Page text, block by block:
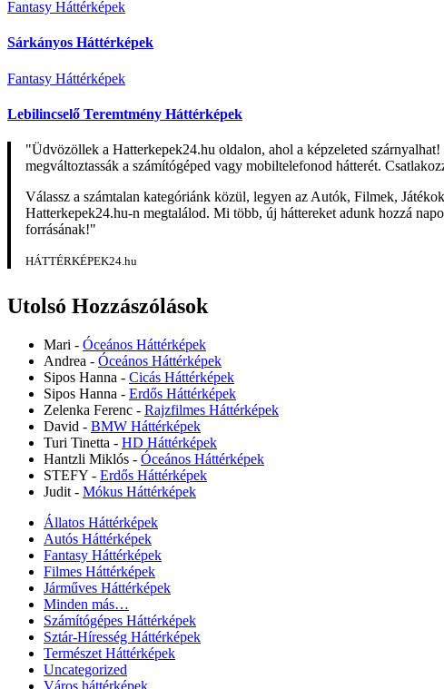
Fantasy Háttérképek
Sárkányos Háttérképek
Fantasy Háttérképek
Lebilincselő Teremtmény Háttérképek
"Üdvözöllek a Hatterkepek24.hu oldalon, ahol a képzeleted
megváltoztassák a számítógéped vagy mobiltelefonod hátterét.
Válassz a számtalan kategóriánk közül, legyen az Autók, Filmek,
Hatterkepek24.hu-n megtalálod. Mi több, új háttereket adunk hozzá
forrásának!"
HÁTTÉRKÉPEK24.hu
Utolsó Hozzászólások
Mari - Óceános Háttérképek
Andrea - Óceános Háttérképek
Sipos Hanna - Cicás Háttérképek
Sipos Hanna - Erdős Háttérképek
Zelenka Ferenc - Rajzfilmes Háttérképek
David - BMW Háttérképek
Turi Tinetta - HD Háttérképek
Hantzli Miklós - Óceános Háttérképek
STEFY - Erdős Háttérképek
Judit - Mókus Háttérképek
Állatos Háttérképek
Autós Háttérképek
Fantasy Háttérképek
Filmes Háttérképek
Járműves Háttérképek
Minden más…
Számítógépes Háttérképek
Sztár-Híresség Háttérképek
Természet Háttérképek
Uncategorized
Város háttérképek